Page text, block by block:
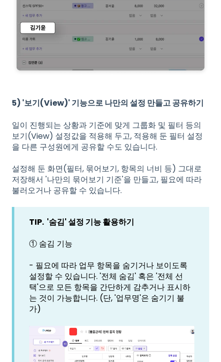
5) '보기(View)' 기능으로 나만의 설정 만들고 공유하기
일이 진행되는 상황과 기준에 맞게 그룹화 및 필터 등의
보기(View) 설정값을 적용해 두고, 적용해 둔 필터 설정
을 다른 구성원에게 공유할 수도 있습니다.
설정해 둔 화면(필터, 묶어보기, 항목의 너비 등) 그대로
저장해서 '나만의 묶어보기 기준'을 만들고, 필요에 따라
불러오거나 공유할 수 있습니다.
TIP. '숨김' 설정 기능 활용하기
① 숨김 기능
- 필요에 따라 업무 항목을 숨기거나 보이도록
설정할 수 있습니다. '전체 숨김' 혹은 '전체 선
택'으로 모든 항목을 간단하게 감추거나 표시하
는 것이 가능합니다. (단, '업무명'은 숨기기 불
가)